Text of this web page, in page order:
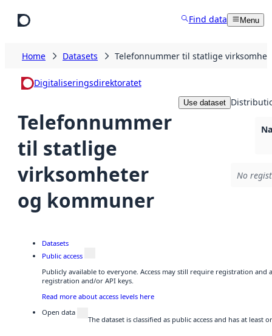
Find data Menu
Home Datasets Telefonnummer til statlige
Digitaliseringsdirektoratet
Telefonnummer
til statlige
virksomheter
og kommuner
Use dataset
No
Datasets
Public access
Publicly available to everyone. Access may still require registration and
registration and/or API keys.
Read more about access levels here
Open data
The dataset is classified as public access and has at